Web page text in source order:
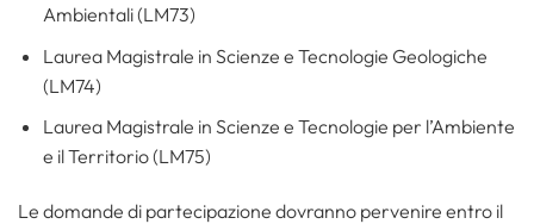
Ambientali (LM73)
Laurea Magistrale in Scienze e Tecnologie Geologiche
(LM74)
Laurea Magistrale in Scienze e Tecnologie per l’Ambiente
e il Territorio (LM75)
Le domande di partecipazione dovranno pervenire entro il